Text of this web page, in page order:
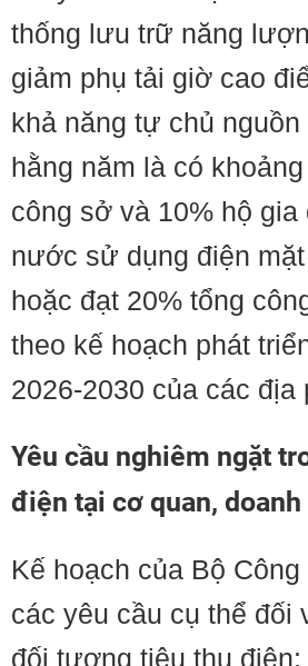
thống lưu trữ năng
giảm phụ tải giờ cao
khả năng tự chủ
hằng năm là có
công sở và 10% hộ gia
nước sử dụng điện
hoặc đạt 20% tổng
theo kế hoạch phát
2026-2030 của các địa
Yêu cầu nghiêm ngặt
điện tại cơ quan,
Kế hoạch của Bộ
các yêu cầu cụ thể đối
đối tượng tiêu thụ điện: